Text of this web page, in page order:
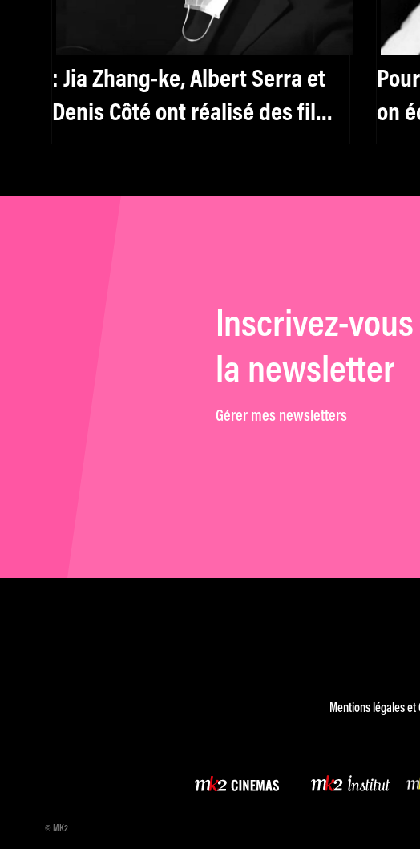
: Jia Zhang-ke, Albert Serra et
Denis Côté ont réalisé des films
on
Inscrivez-vous
la newsletter
Gérer mes newsletters
Mentions légales et
© MK2